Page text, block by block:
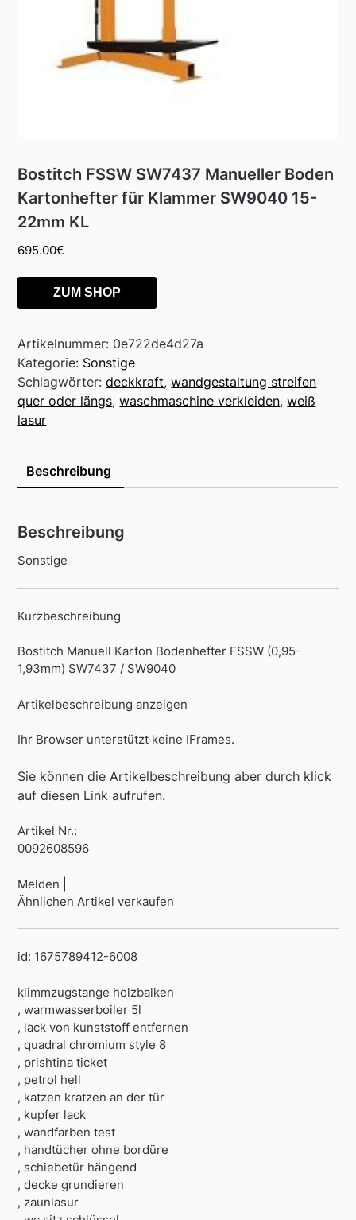
Bostitch FSSW SW7437 Manueller Boden
Kartonhefter für Klammer SW9040 15-
22mm KL
695.00€
ZUM SHOP
Artikelnummer: 0e722de4d27a
Kategorie: Sonstige
Schlagwörter:deckkraft,wandgestaltung streifen
quer oder längs,waschmaschine verkleiden,weiß
lasur
Beschreibung
Beschreibung
Sonstige
Kurzbeschreibung
Bostitch Manuell Karton Bodenhefter FSSW (0,95-
1,93mm) SW7437 / SW9040
Artikelbeschreibung anzeigen
Ihr Browser unterstützt keine IFrames.
Sie können die Artikelbeschreibung aber durch klick
auf diesen Link aufrufen.
Artikel Nr.:
0092608596
Melden |
Ähnlichen Artikel verkaufen
id: 1675789412-6008
klimmzugstange holzbalken
, warmwasserboiler 5l
, lack von kunststoff entfernen
, quadral chromium style 8
, prishtina ticket
, petrol hell
, katzen kratzen an der tür
, kupfer lack
, wandfarben test
, handtücher ohne bordüre
, schiebetür hängend
, decke grundieren
, zaunlasur